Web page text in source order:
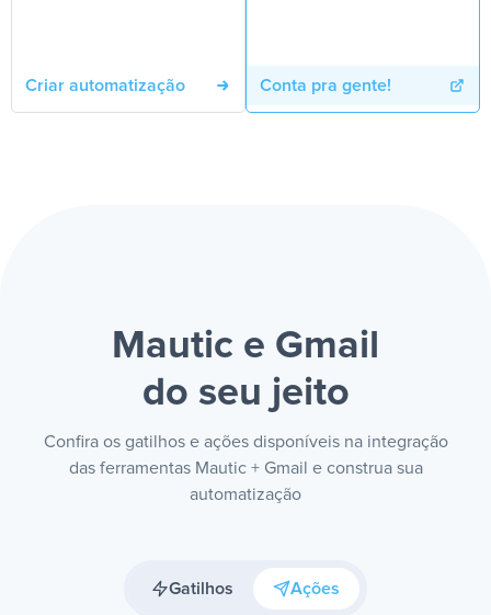
Criar automatização Conta pra gente!
Mautic e Gmail
do seu jeito
Confira os gatilhos e ações disponíveis na integração
das ferramentas Mautic + Gmail e construa sua
automatização
Gatilhos Ações